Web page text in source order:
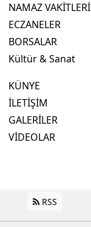
NAMAZ VAKİTLERİ
ECZANELER
BORSALAR
Kültür & Sanat
KÜNYE
İLETİŞİM
GALERİLER
VİDEOLAR
RSS